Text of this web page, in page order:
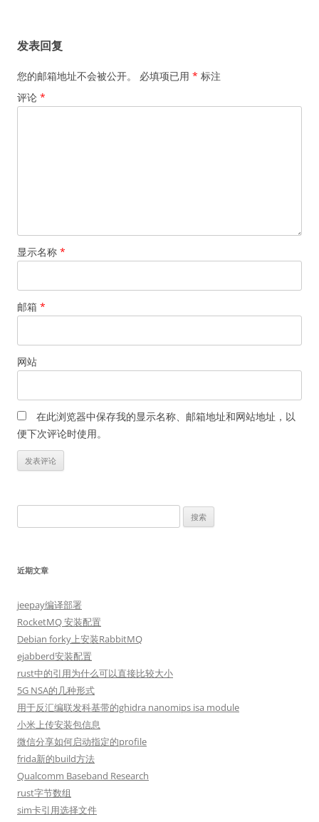
发表回复
您的邮箱地址不会被公开。 必填项已用 * 标注
评论 *
显示名称 *
邮箱 *
网站
在此浏览器中保存我的显示名称、邮箱地址和网站地址，以
便下次评论时使用。
索：
近期文章
jeepay编译部署
RocketMQ 安装配置
Debian forky上安装RabbitMQ
ejabberd安装配置
rust中的引用为什么可以直接比较大小
5G NSA的几种形式
用于反汇编联发科基带的ghidra nanomips isa module
小米上传安装包信息
微信分享如何启动指定的profile
frida新的build方法
Qualcomm Baseband Research
rust字节数组
sim卡引用选择文件